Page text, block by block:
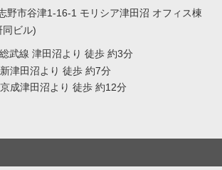
野市谷津1-16-1 モリシア津田沼 オフィス棟
ビル)
武線 津田沼より 徒歩 約3分
津田沼より 徒歩 約7分
成津田沼より 徒歩 約12分